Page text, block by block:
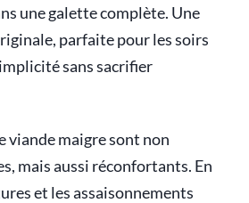
une galette complète. Une
parfaite pour les soirs
sans sacrifier
viande maigre sont non
mais aussi réconfortants. En
et les assaisonnements